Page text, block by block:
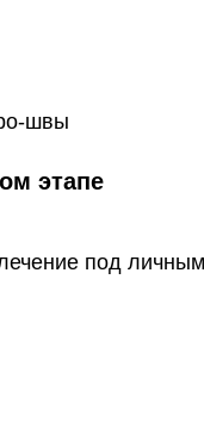
швы
этапе
под личным